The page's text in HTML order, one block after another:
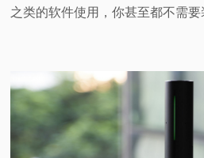
之类的软件使用，你甚至都不需要